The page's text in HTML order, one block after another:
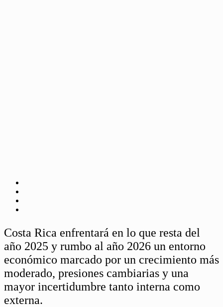
Costa Rica enfrentará en lo que resta del
año 2025 y rumbo al año 2026 un entorno
económico marcado por un crecimiento más
moderado, presiones cambiarias y una
mayor incertidumbre tanto interna como
externa.